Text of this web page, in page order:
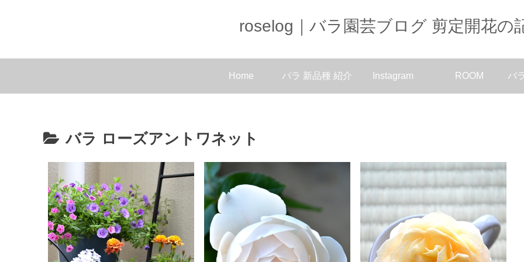
roselog｜バラ園芸ブログ 剪定開花の
Home バラ 新品種 紹介 Instagram ROOM バ
バラ ローズアントワネット